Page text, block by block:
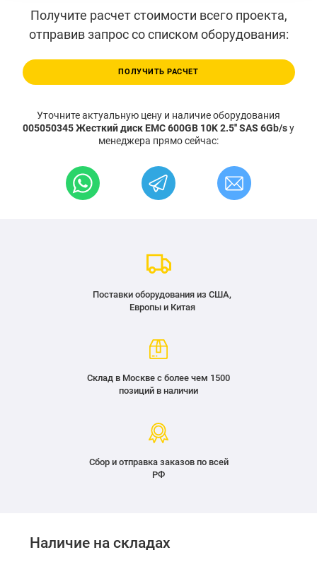
Получите расчет стоимости всего проекта,
отправив запрос со списком оборудования:
ПОЛУЧИТЬ РАСЧЕТ
Уточните актуальную цену и наличие оборудования
005050345 Жесткий диск EMC 600GB 10K 2.5'' SAS 6Gb/sу
менеджера прямо сейчас:
Поставки оборудования из США,
Европы и Китая
Склад в Москве с более чем 1500
позиций в наличии
Сбор и отправка заказов по всей
РФ
Наличие на складах